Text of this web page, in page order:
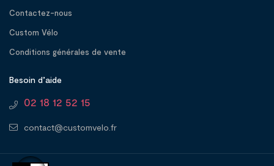
Contactez-nous
Custom Vélo
Conditions générales de vente
Besoin d’aide
02 18 12 52 15
contact@customvelo.fr